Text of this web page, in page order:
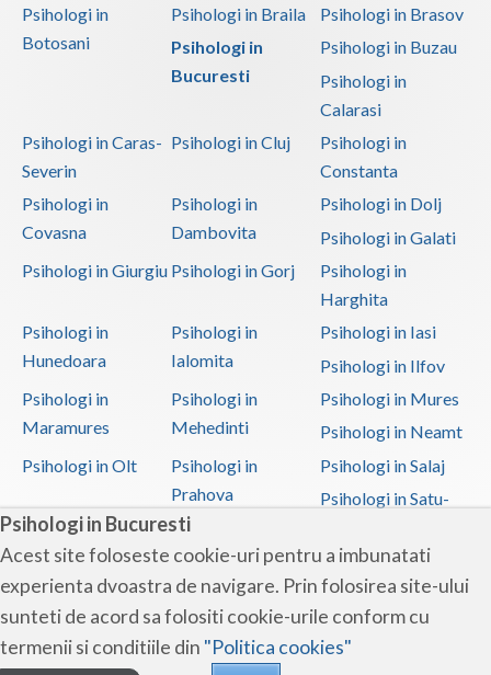
Psihologi in Bucuresti
Acest site foloseste cookie-uri pentru a imbunatati
experienta dvoastra de navigare. Prin folosirea site-ului
sunteti de acord sa folositi cookie-urile conform cu
termenii si conditiile din "Politica cookies"
Psihologi in
Botosani
Psihologi in Braila
Psihologi in Brasov
Psihologi in
Bucuresti
Psihologi in Buzau
Psihologi in
Calarasi
Psihologi in Caras-
Severin
Psihologi in Cluj
Psihologi in
Constanta
Psihologi in
Covasna
Psihologi in
Dambovita
Psihologi in Dolj
Psihologi in Galati
Psihologi in Giurgiu Psihologi in Gorj
Psihologi in
Harghita
Psihologi in
Hunedoara
Psihologi in
Ialomita
Psihologi in Iasi
Psihologi in Ilfov
Psihologi in
Maramures
Psihologi in
Mehedinti
Psihologi in Mures
Psihologi in Neamt
Psihologi in Olt
Psihologi in
Prahova
Psihologi in Salaj
Psihologi in Satu-
Psihologi in Sibiu
Psihologi in
Suceava
Psihologi in
Teleorman
Psihologi in Timis
Psihologi in Tulcea Psihologi in Valcea
Psihologi in Vaslui
Psihologi in